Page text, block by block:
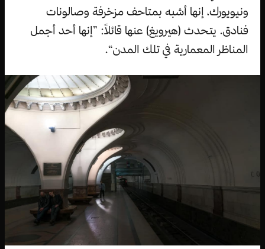
ونيويورك، إنها أشبه بمتاحف مزخرفة وصالونات
فنادق. يتحدث (هيرويغ) عنها قائلاً: ”إنها أحد أجمل
المناظر المعمارية في تلك المدن“.